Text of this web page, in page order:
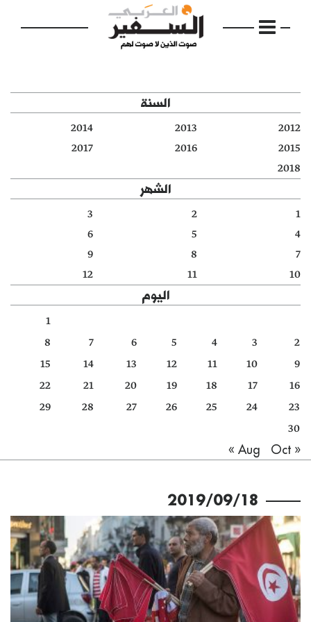
الرئيسية
مواضيع
دفاتر
الأرشيف
السنة
2012
2013
2014
2015
2016
2017
2018
الشهر
1
2
3
4
5
6
7
8
9
10
11
12
اليوم
1
2
3
4
5
6
7
8
9
10
11
12
13
14
15
16
17
18
19
20
21
22
23
24
25
26
27
28
29
30
« Aug
Oct »
2019/09/18